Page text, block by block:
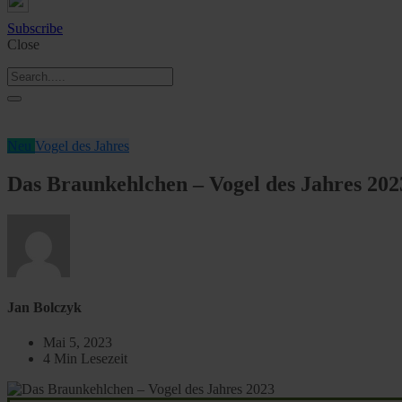
Subscribe
Close
Vogel des Jahres
Das Braunkehlchen – Vogel des Jahres
Jan Bolczyk
Mai 5, 2023
4 Min Lesezeit